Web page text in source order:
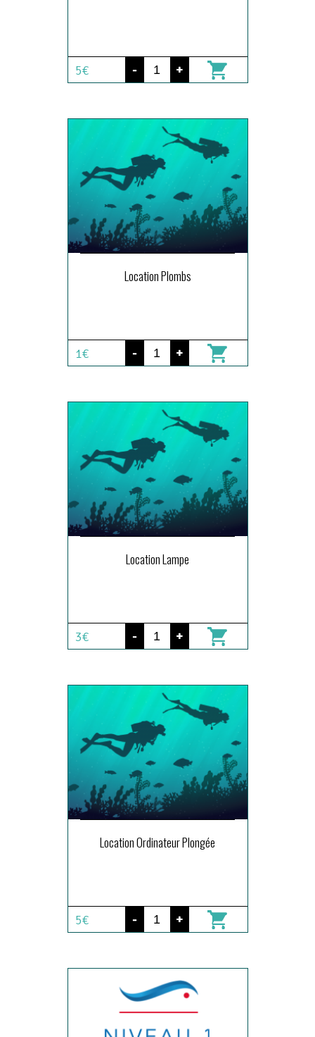
5€ - +
Location Plombs
1€ - +
Location Lampe
3€ - +
Location Ordinateur Plongée
5€ - +